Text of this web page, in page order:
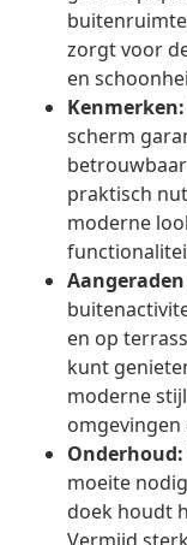
zorgt voor
en
Kenmerken:
scherm
praktisch
moderne
en op
kunt
moderne
omgevingen
Onderhoud:
moeite
doek houdt